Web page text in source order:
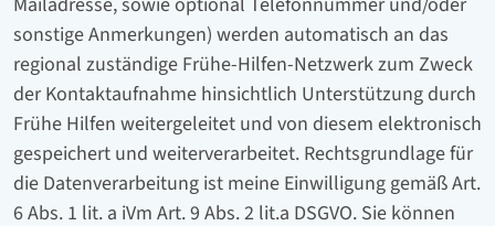
sonstige Anmerkungen) werden automatisch an das
regional zuständige Frühe-Hilfen-Netzwerk zum Zweck
der Kontaktaufnahme hinsichtlich Unterstützung durch
Frühe Hilfen weitergeleitet und von diesem elektronisch
gespeichert und weiterverarbeitet. Rechtsgrundlage für
die Datenverarbeitung ist meine Einwilligung gemäß Art.
6 Abs. 1 lit. a iVm Art. 9 Abs. 2 lit.a DSGVO. Sie können